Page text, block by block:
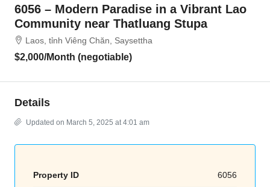
6056 – Modern Paradise in a Vibrant Lao
Community near Thatluang Stupa
Laos, tỉnh Viêng Chăn, Saysettha
$2,000/Month (negotiable)
Details
Updated on March 5, 2025 at 4:01 am
Property ID 6056